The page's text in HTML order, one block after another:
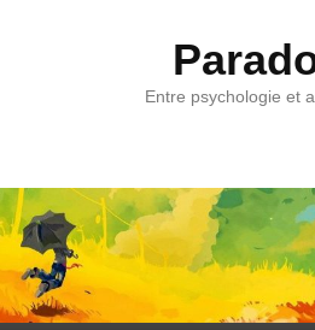
Entre psychologie et